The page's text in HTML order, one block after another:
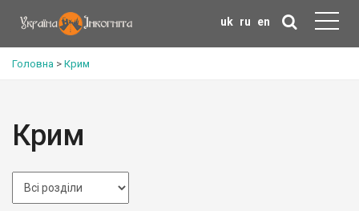
uk ru en
Головна > Крим
Крим